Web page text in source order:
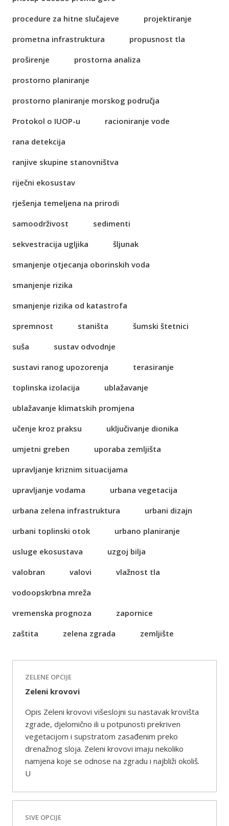
procedure za hitne slučajeve
projektiranje
prometna infrastruktura
propusnost tla
proširenje
prostorna analiza
prostorno planiranje
prostorno planiranje morskog područja
Protokol o IUOP-u
racioniranje vode
rana detekcija
ranjive skupine stanovništva
riječni ekosustav
rješenja temeljena na prirodi
samoodrživost
sedimenti
sekvestracija ugljika
šljunak
smanjenje otjecanja oborinskih voda
smanjenje rizika
smanjenje rizika od katastrofa
spremnost
staništa
šumski štetnici
suša
sustav odvodnje
sustavi ranog upozorenja
terasiranje
toplinska izolacija
ublažavanje
ublažavanje klimatskih promjena
učenje kroz praksu
uključivanje dionika
umjetni greben
uporaba zemljišta
upravljanje kriznim situacijama
upravljanje vodama
urbana vegetacija
urbana zelena infrastruktura
urbani dizajn
urbani toplinski otok
urbano planiranje
usluge ekosustava
uzgoj bilja
valobran
valovi
vlažnost tla
vodoopskrbna mreža
vremenska prognoza
zapornice
zaštita
zelena zgrada zemljište
ZELENE OPCIJE
Zeleni krovovi
Opis Zeleni krovovi višeslojni su nastavak krovišta
zgrade, djelomično ili u potpunosti prekriven
vegetacijom i supstratom zasađenim preko
drenažnog sloja. Zeleni krovovi imaju nekoliko
namjena koje se odnose na zgradu i najbliži okoliš.
U
SIVE OPCIJE